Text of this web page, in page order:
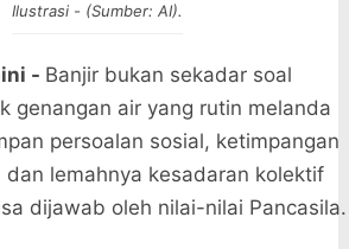
Ilustrasi - (Sumber: AI).
- Banjir bukan sekadar soal
genangan air yang rutin melanda
persoalan sosial, ketimpangan
dan lemahnya kesadaran kolektif
dijawab oleh nilai-nilai Pancasila.